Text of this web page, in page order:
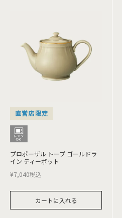
直営店限定
プロポーザル トープ ゴールドラ
イン ティーポット
¥7,040税込
カートに入れる